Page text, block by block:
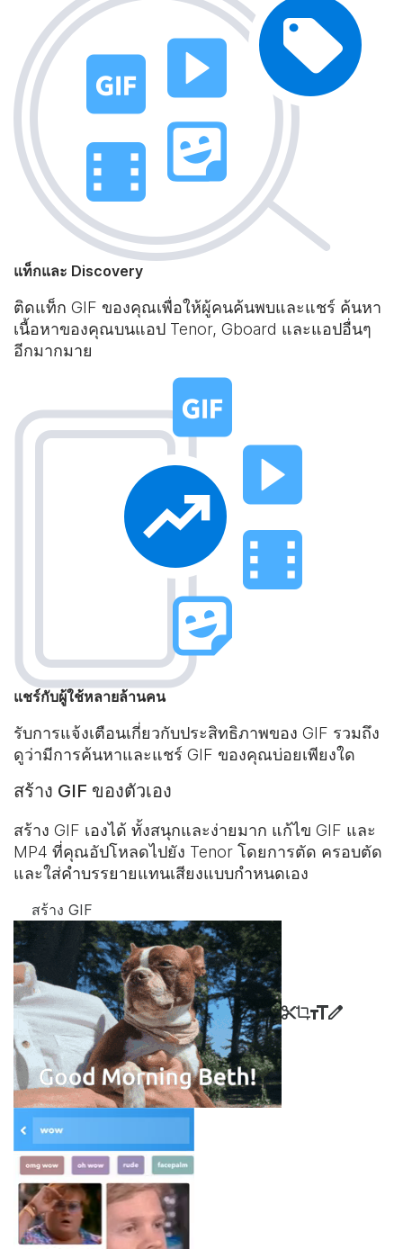
แท็กและ Discovery
ติดแท็ก GIF ของคุณเพื่อให้ผู้คนค้นพบและแชร์ ค้นหา
เนื้อหาของคุณบนแอป Tenor, Gboard และแอปอื่นๆ
อีกมากมาย
แชร์กับผู้ใช้หลายล้านคน
รับการแจ้งเตือนเกี่ยวกับประสิทธิภาพของ GIF รวมถึง
ดูว่ามีการค้นหาและแชร์ GIF ของคุณบ่อยเพียงใด
สร้าง GIF ของตัวเอง
สร้าง GIF เองได้ ทั้งสนุกและง่ายมาก แก้ไข GIF และ
MP4 ที่คุณอัปโหลดไปยัง Tenor โดยการตัด ครอบตัด
และใส่คำบรรยายแทนเสียงแบบกำหนดเอง
สร้าง GIF